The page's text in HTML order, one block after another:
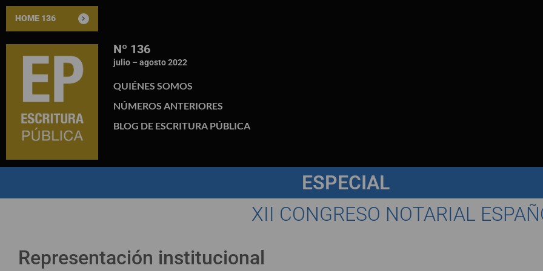
HOME 136
Nº 136
julio – agosto 2022
QUIÉNES SOMOS
NÚMEROS ANTERIORES
BLOG DE ESCRITURA PÚBLICA
ESPECIAL
XII CONGRESO NOTARIAL
Representación institucional